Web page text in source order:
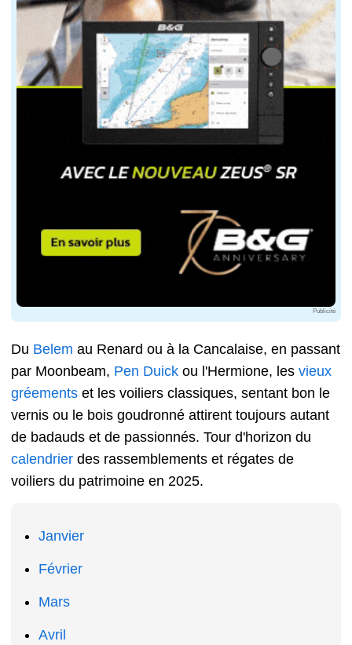
Publicité
Du Belem au Renard ou à la Cancalaise, en passant
par Moonbeam, Pen Duick ou l'Hermione, les vieux
gréements et les voiliers classiques, sentant bon le
vernis ou le bois goudronné attirent toujours autant
de badauds et de passionnés. Tour d'horizon du
calendrier des rassemblements et régates de
voiliers du patrimoine en 2025.
Janvier
Février
Mars
Avril